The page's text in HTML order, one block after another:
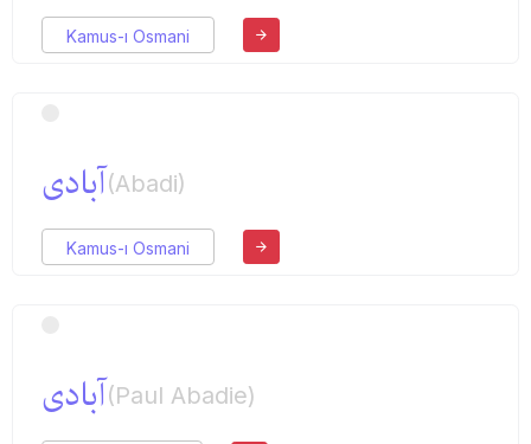
Kamus-ı Osmani
آبادی(Abadi)
Kamus-ı Osmani
آبادی(Paul Abadie)